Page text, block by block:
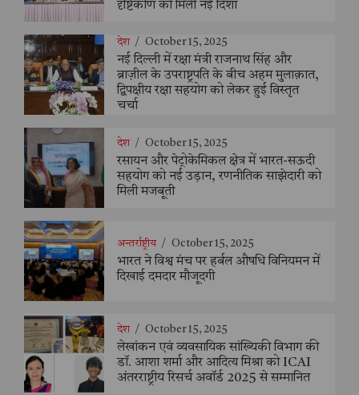
दृष्टिकोण को मिली नई दिशा
देश / October 15, 2025
नई दिल्ली में रक्षा मंत्री राजनाथ सिंह और
ब्राज़ील के उपराष्ट्रपति के बीच अहम मुलाक़ात,
द्विपक्षीय रक्षा सहयोग को लेकर हुई विस्तृत
चर्चा
देश / October 15, 2025
रसायन और पेट्रोकेमिकल क्षेत्र में भारत-सऊदी
सहयोग को नई उड़ान, रणनीतिक साझेदारी को
मिली मजबूती
अन्तर्राष्ट्रीय / October 15, 2025
भारत ने विश्व मंच पर हर्बल औषधि विनियमन में
दिखाई दमदार मौजूदगी
देश / October 15, 2025
लेखांकन एवं व्यवसायिक सांख्यिकी विभाग की
डॉ. आशा शर्मा और आदित्य मिश्रा को ICAI
अंतरराष्ट्रीय रिसर्च अवॉर्ड 2025 से सम्मानित